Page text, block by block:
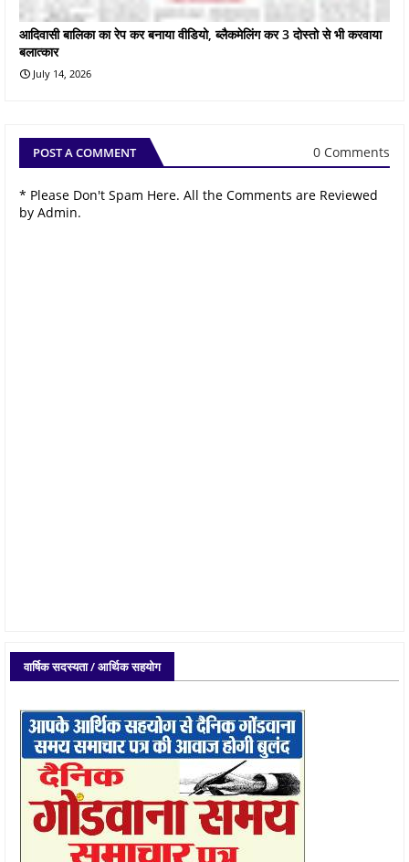
आदिवासी बालिका का रेप कर बनाया वीडियो, ब्लैकमेलिंग कर 3 दोस्तो से भी करवाया
बलात्कार
July 14, 2026
POST A COMMENT 0 Comments
* Please Don't Spam Here. All the Comments are Reviewed
by Admin.
वार्षिक सदस्यता / आर्थिक सहयोग